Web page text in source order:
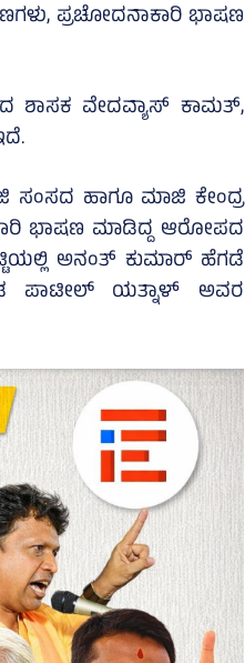
ಪ್ರಚೋದನಾಕಾರಿ ಭಾಷಣ
ಶಾಸಕ ವೇದವ್ಯಾಸ್ ಕಾಮತ್,
ಹಾಗೂ ಮಾಜಿ ಕೇಂದ್ರ
ಭಾಷಣ ಮಾಡಿದ್ದ ಆರೋಪದ
ಅನಂತ್ ಕುಮಾರ್ ಹೆಗಡೆ
ಪಾಟೀಲ್ ಯತ್ನಾಳ್ ಅವರ